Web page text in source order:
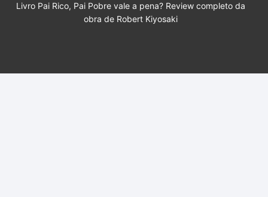
Livro Pai Rico, Pai Pobre vale a pena? Review completo da
obra de Robert Kiyosaki